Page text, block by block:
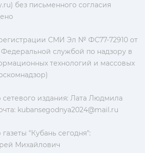
без письменного согласия
СМИ Эл № ФС77-72910 от
Федеральной службой по надзору в
технологий и массовых
сетевого издания: Лата Людмила
kubansegodnya2024@mail.ru
"Кубань сегодня":
Михайлович